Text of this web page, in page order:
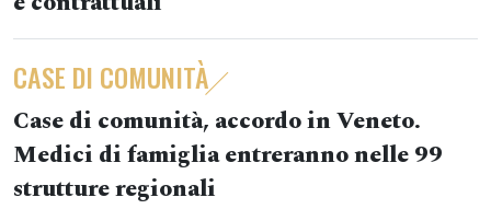
CASE DI COMUNITÀ
Case di comunità, accordo in Veneto.
Medici di famiglia entreranno nelle 99
strutture regionali